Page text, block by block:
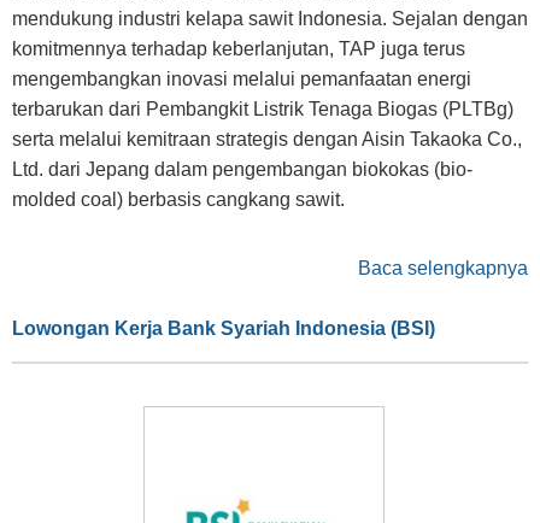
mendukung industri kelapa sawit Indonesia. Sejalan dengan
komitmennya terhadap keberlanjutan, TAP juga terus
mengembangkan inovasi melalui pemanfaatan energi
terbarukan dari Pembangkit Listrik Tenaga Biogas (PLTBg)
serta melalui kemitraan strategis dengan Aisin Takaoka Co.,
Ltd. dari Jepang dalam pengembangan biokokas (bio-
molded coal) berbasis cangkang sawit.
Baca selengkapnya
Lowongan Kerja Bank Syariah Indonesia (BSI)